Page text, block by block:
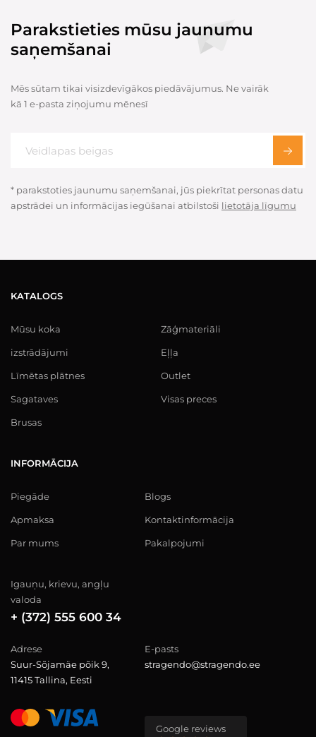
Parakstieties mūsu jaunumu
saņemšanai
Mēs sūtam tikai visizdevīgākos piedāvājumus. Ne vairāk
kā 1 e-pasta ziņojumu mēnesī
* parakstoties jaunumu saņemšanai, jūs piekrītat personas datu
apstrādei un informācijas iegūšanai atbilstoši lietotāja līgumu
KATALOGS
Mūsu koka
izstrādājumi
Līmētas plātnes
Sagataves
Brusas
Zāģmateriāli
Eļļa
Outlet
Visas preces
INFORMĀCIJA
Piegāde
Apmaksa
Par mums
Blogs
Kontaktinformācija
Pakalpojumi
Igauņu, krievu, angļu
valoda
+ (372) 555 600 34
Adrese
Suur-Sõjamäe põik 9,
11415 Tallina, Eesti
E-pasts
stragendo@stragendo.ee
Google reviews